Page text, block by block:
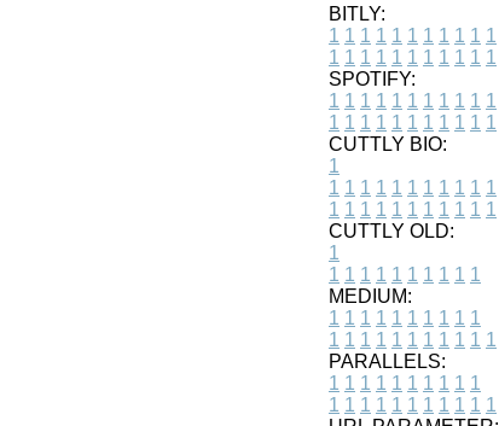
BITLY:
1 1 1 1 1 1 1 1 1 1 1
1 1 1 1 1 1 1 1 1 1 1
SPOTIFY:
1 1 1 1 1 1 1 1 1 1 1
1 1 1 1 1 1 1 1 1 1 1
CUTTLY BIO:
1
1 1 1 1 1 1 1 1 1 1 1
1 1 1 1 1 1 1 1 1 1 1
CUTTLY OLD:
1
1 1 1 1 1 1 1 1 1 1
MEDIUM:
1 1 1 1 1 1 1 1 1 1
1 1 1 1 1 1 1 1 1 1 1
PARALLELS:
1 1 1 1 1 1 1 1 1 1
1 1 1 1 1 1 1 1 1 1 1